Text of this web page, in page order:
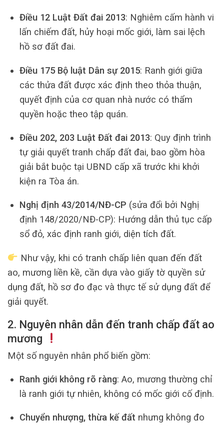
Điều 12 Luật Đất đai 2013: Nghiêm cấm hành vi
lấn chiếm đất, hủy hoại mốc giới, làm sai lệch
hồ sơ đất đai.
Điều 175 Bộ luật Dân sự 2015: Ranh giới giữa
các thửa đất được xác định theo thỏa thuận,
quyết định của cơ quan nhà nước có thẩm
quyền hoặc theo tập quán.
Điều 202, 203 Luật Đất đai 2013: Quy định trình
tự giải quyết tranh chấp đất đai, bao gồm hòa
giải bắt buộc tại UBND cấp xã trước khi khởi
kiện ra Tòa án.
Nghị định 43/2014/NĐ-CP (sửa đổi bởi Nghị
định 148/2020/NĐ-CP): Hướng dẫn thủ tục cấp
sổ đỏ, xác định ranh giới, diện tích đất.
Như vậy, khi có tranh chấp liên quan đến đất
ao, mương liền kề, cần dựa vào giấy tờ quyền sử
dụng đất, hồ sơ đo đạc và thực tế sử dụng đất để
giải quyết.
2. Nguyên nhân dẫn đến tranh chấp đất ao
mương
Một số nguyên nhân phổ biến gồm:
Ranh giới không rõ ràng: Ao, mương thường chỉ
là ranh giới tự nhiên, không có mốc giới cố định.
Chuyển nhượng, thừa kế đất nhưng không đo